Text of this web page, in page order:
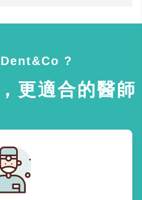
?
更適合的醫師